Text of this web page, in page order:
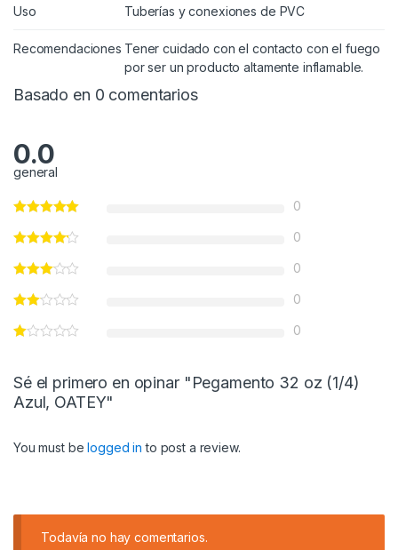
Uso Tuberías y conexiones de PVC
Recomendaciones Tener cuidado con el contacto con el fuego
por ser un producto altamente inflamable.
Basado en 0 comentarios
0.0
general
0
0
0
0
0
Sé el primero en opinar "Pegamento 32 oz (1/4)
Azul, OATEY"
You must belogged in to post a review.
Todavía no hay comentarios.